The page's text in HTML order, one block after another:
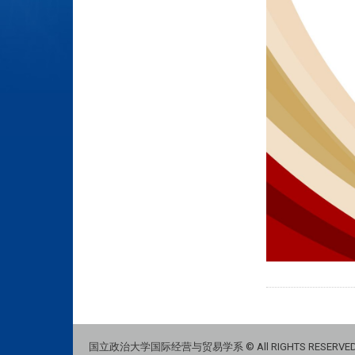
国立政治大学国际经营与贸易学系 © All RIGHTS